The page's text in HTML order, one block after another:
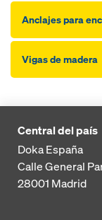
Anclajes pa­ra
Vi­gas de madera
Central del país
Doka España
Calle General
28001 Madrid